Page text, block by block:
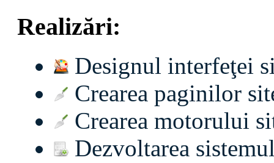
Realizări:
Designul interfeţei
Crearea paginilor
Crearea motorului
Dezvoltarea